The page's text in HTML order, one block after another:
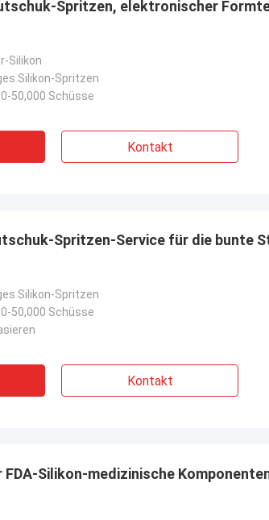
Spritzen, elektronischer
Silikon
Silikon-Spritzen
50,000 Schüsse
Kontakt
Spritzen-Service für die bunte
Silikon-Spritzen
50,000 Schüsse
Kontakt
Silikon-medizinische